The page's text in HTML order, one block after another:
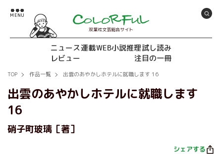
双葉社文芸総合サイト
ニュース連載WEB小説推理試し読み
レビュー
注目の一冊
TOP 作品一覧 出雲のあやかしホテルに就職します 16
出雲のあやかしホテルに就職します
16
硝子町玻璃［著］
シェアする